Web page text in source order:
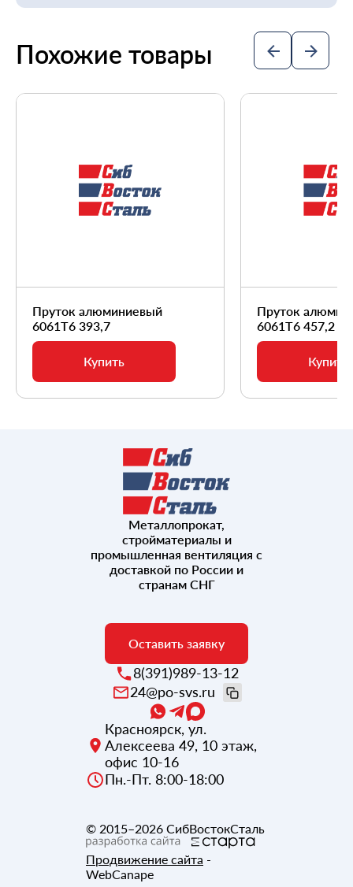
Похожие товары
Пруток алюминиевый
6061Т6 393,7
Купить
Пруток
6061Т6 457,2
Купить
Металлопрокат,
стройматериалы и
промышленная вентиляция с
доставкой по России и
странам СНГ
Оставить заявку
8(391)989-13-12
24@po-svs.ru
Красноярск, ул.
Алексеева 49, 10 этаж,
офис 10-16
Пн.-Пт. 8:00-18:00
© 2015–2026 СибВостокСталь
Продвижение сайта -
WebCanape